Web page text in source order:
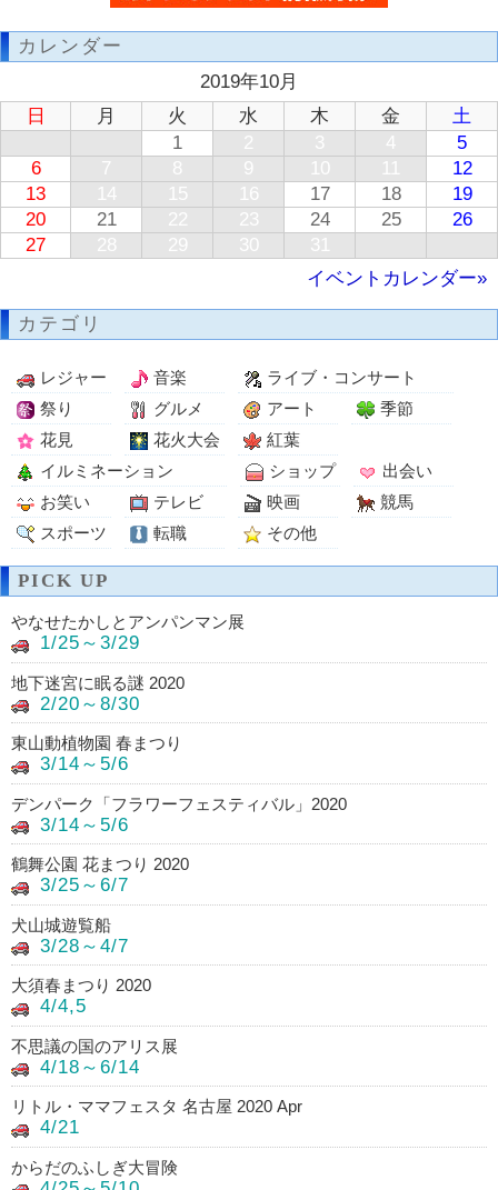
カレンダー
2019年10月
日
月 火 水 木 金
土
1
2 3 4
5
6
7 8 9 10 11
12
13
14 15 16 17 18
19
20
21 22 23 24 25
26
27
28 29 30
31
イベントカレンダー»
カテゴリ
レジャー 音楽
ライブ・コンサート
祭り
グルメ アート
季節
花見
花火大会
紅葉
イルミネーション
ショップ
出会い
お笑い
テレビ 映画
競馬
スポーツ
転職 その他
PICK UP
やなせたかしとアンパンマン展
1/25～3/29
地下迷宮に眠る謎 2020
2/20～8/30
東山動植物園 春まつり
3/14～5/6
デンパーク「フラワーフェスティバル」2020
3/14～5/6
鶴舞公園 花まつり 2020
3/25～6/7
犬山城遊覧船
3/28～4/7
大須春まつり 2020
4/4,5
不思議の国のアリス展
4/18～6/14
リトル・ママフェスタ 名古屋 2020 Apr
4/21
からだのふしぎ大冒険